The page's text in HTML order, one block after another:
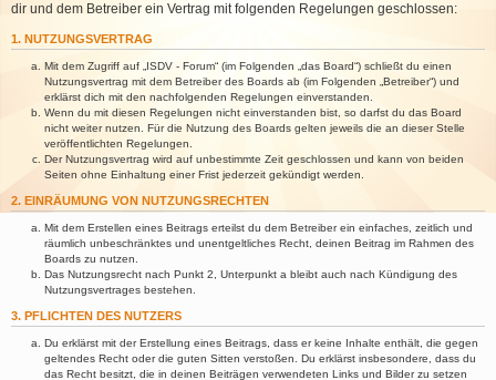
dir und dem Betreiber ein Vertrag mit folgenden Regelungen geschlossen:
1. NUTZUNGSVERTRAG
Mit dem Zugriff auf „ISDV - Forum“ (im Folgenden „das Board“) schließt du einen
Nutzungsvertrag mit dem Betreiber des Boards ab (im Folgenden „Betreiber“) und
erklärst dich mit den nachfolgenden Regelungen einverstanden.
Wenn du mit diesen Regelungen nicht einverstanden bist, so darfst du das Board
nicht weiter nutzen. Für die Nutzung des Boards gelten jeweils die an dieser Stelle
veröffentlichten Regelungen.
Der Nutzungsvertrag wird auf unbestimmte Zeit geschlossen und kann von beiden
Seiten ohne Einhaltung einer Frist jederzeit gekündigt werden.
2. EINRÄUMUNG VON NUTZUNGSRECHTEN
Mit dem Erstellen eines Beitrags erteilst du dem Betreiber ein einfaches, zeitlich und
räumlich unbeschränktes und unentgeltliches Recht, deinen Beitrag im Rahmen des
Boards zu nutzen.
Das Nutzungsrecht nach Punkt 2, Unterpunkt a bleibt auch nach Kündigung des
Nutzungsvertrages bestehen.
3. PFLICHTEN DES NUTZERS
Du erklärst mit der Erstellung eines Beitrags, dass er keine Inhalte enthält, die gegen
geltendes Recht oder die guten Sitten verstoßen. Du erklärst insbesondere, dass du
das Recht besitzt, die in deinen Beiträgen verwendeten Links und Bilder zu setzen